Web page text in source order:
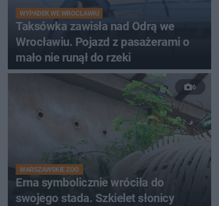
WYPADEK WE WROCŁAWIU
Taksówka zawisła nad Odrą we
Wrocławiu. Pojazd z pasażerami o
mało nie runął do rzeki
6
WARSZAWSKIE ZOO
Erna symbolicznie wróciła do
swojego stada. Szkielet słonicy